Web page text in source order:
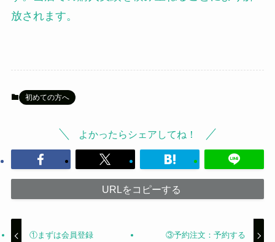
放されます。
初めての方へ
よかったらシェアしてね！
URLをコピーする
①まずは会員登録 ③予約注文：予約する